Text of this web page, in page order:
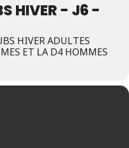
HIVER - J6 -
HIVER ADULTES
ET LA D4 HOMMES